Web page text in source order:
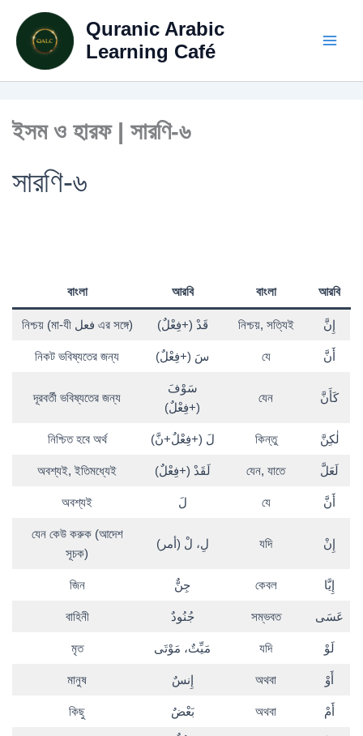
content
Quranic Arabic
Learning Café
ইসম ও হারফ | সারণি-৬
সারণি-৬
বাংলা আরবি বাংলা আরবি
নিশ্চয় (মা-যী فعل এর সঙ্গে) قَدْ (+فِعْلٌ) নিশ্চয়, সত্যিই إِنَّ
নিকট ভবিষ্যতের জন্য سَ (+فِعْلٌ) যে أَنَّ
দূরবর্তী ভবিষ্যতের জন্য
سَوْفَ
(+فِعْلٌ)
যেন كَأَنَّ
নিশ্চিত হবে অর্থ لَ (+فِعْلٌ+نَّ) কিন্তু لٰكِنَّ
অবশ্যই, ইতিমধ্যেই لَقَدْ (+فِعْلٌ) যেন, যাতে لَعَلَّ
অবশ্যই لَ যে أَنَّ
যেন কেউ করুক (আদেশ
সূচক)
لِ، لْ (أمر) যদি إِنْ
জিন جِنٌّ কেবল إِيَّا
বাহিনী جُنُودٌ সম্ভবত عَسَى
মৃত مَيِّتٌ، مَوْتَى যদি لَوْ
মানুষ إِنسٌ অথবা أَوْ
কিছু بَعْضٌ অথবা أَمْ